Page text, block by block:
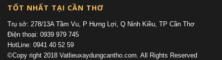
TỐT NHẤT TẠI CẦN THƠ
Trụ sở: 278/13A Tầm Vu, P Hưng Lợi, Q Ninh Kiều, TP Cần Thơ
Điện thoại: 0939 979 745
HotLine: 0941 40 52 59
©Copy right 2018 Vatlieuxaydungcantho.com. All Rights Reserved